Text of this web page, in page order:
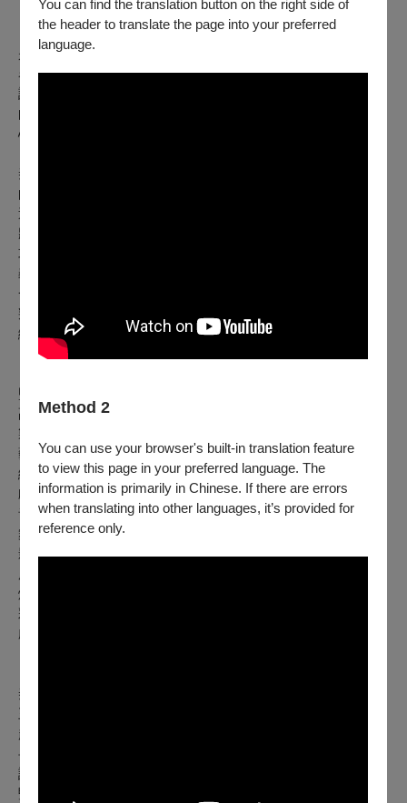
You can find the translation button on the right side of
the header to translate the page into your preferred
language.
Method 2
You can use your browser's built-in translation feature
to view this page in your preferred language. The
information is primarily in Chinese. If there are errors
when translating into other languages, it’s provided for
reference only.
《清明上河圖》繪盡繁華，也掩埋滄桑。東窗事發，說的不只
是一段悠遠的歷史，《東窗謀計》借鏡南宋權力煙雲中，以罵
名換取江山多嬌的宏願，與那些被正史抹去的顫抖、夢遊與密
謀……從爭權嗜血的迷局，照見內心欲望與恐懼，探問人世間
的功與過，歲月悠悠浪淘盡，誰能逃過褒與貶，天涯何處尋初
心。
秦檜，究竟是奸臣或謀士？撕開奸臣的臉譜，他是被初心反噬
的理想主義者，還是被欲望掏空的權力囚徒？
這場權力遊戲裡，最可怕的從來不是壞人，而是以愛國之名，
將你我、天下推向深淵的「好人」。
攻心不讓鬚眉的貴婦王氏、暗藏算計的逃跑皇帝趙構、
義膽耽誤的大將岳飛，
一場場真情虛妄交錯的信念之爭，忠與奸、情與義、夢想與背
叛，讓野心成為權力棋局中的獻祭品，在歷史的灰燼與傳說的
縫隙中，探看真相。
監製│陳悅宜
副監製│王逸群、賴銘仁
製作人│賴世哲
藝術總監│王海玲
編劇暨導演│王友輝
戲曲導演│殷青群
音樂設計│周以謙、張廷營
舞臺設計│張哲龍
影像設計│王奕盛
燈光設計│楊秉儒
彩妝設計│盧靖雯
劇名英譯│杜明城
秦檜│殷青群
王氏│蕭揚玲
趙構│劉建華
岳飛│林文瑋
說書人│張瑄庭、謝文琪
暨臺灣豫劇團優秀演員